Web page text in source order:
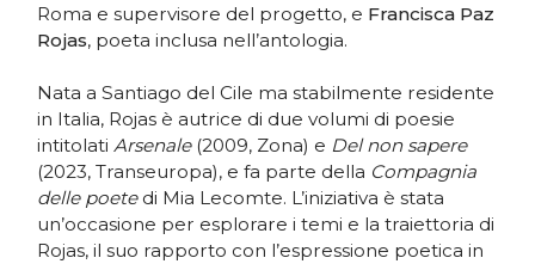
Roma e supervisore del progetto, e Francisca Paz
Rojas, poeta inclusa nell’antologia.
Nata a Santiago del Cile ma stabilmente residente
in Italia, Rojas è autrice di due volumi di poesie
intitolatiArsenale (2009, Zona) e Del non sapere
(2023, Transeuropa), e fa parte della Compagnia
delle poetedi Mia Lecomte. L’iniziativa è stata
un’occasione per esplorare i temi e la traiettoria di
Rojas, il suo rapporto con l’espressione poetica in